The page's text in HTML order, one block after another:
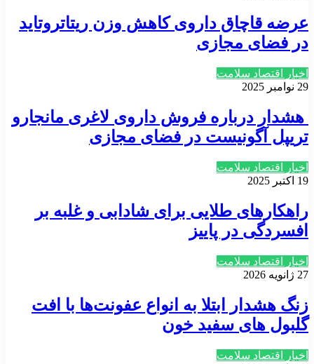
عرضه قاچاق داروی کاهش وزن ریتاتروتاید
در فضای مجازی
اخبار اقتصاد سلامت
29 نوامبر 2025
هشدار درباره فروش داروی لاغری مانجارو
تریپل آگونیست در فضای مجازی
اخبار اقتصاد سلامت
19 اکتبر 2025
راهکارهای طلایی برای شادابی و غلبه بر
افسردگی در پاییز
اخبار اقتصاد سلامت
27 ژانویه 2026
زنگ هشدار ابتلا به انواع عفونت‌ها با افت
گلبول های سفید خون
اخبار اقتصاد سلامت